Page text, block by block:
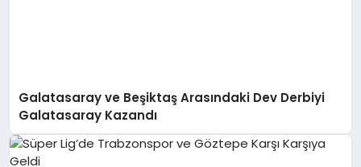
Galatasaray ve Beşiktaş Arasındaki Dev Derbiyi
Galatasaray Kazandı